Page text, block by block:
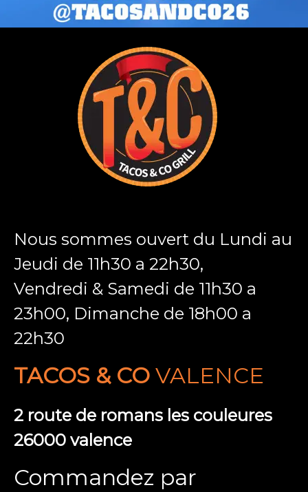
Nous sommes ouvert du Lundi au
Jeudi de 11h30 a 22h30,
Vendredi & Samedi de 11h30 a
23h00, Dimanche de 18h00 a
22h30
TACOS & CO VALENCE
2 route de romans les couleures
26000 valence
Commandez par